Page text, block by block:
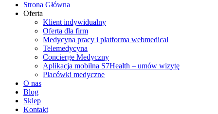
Strona Główna
Oferta
Klient indywidualny
Oferta dla firm
Medycyna pracy i platforma webmedical
Telemedycyna
Concierge Medyczny
Aplikacja mobilna S7Health – umów wizytę
Placówki medyczne
O nas
Blog
Sklep
Kontakt